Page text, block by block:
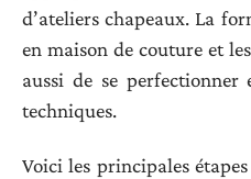
d’ateliers chapeaux. La
en maison de couture et
aussi de se perfectionner
techniques.
Voici les principales